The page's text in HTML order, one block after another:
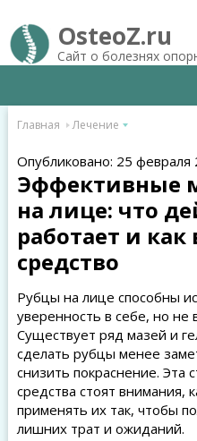
OsteoZ.ru
Сайт о болезнях
Главная Лечение
Опубликовано: 25 февраля
Эффективные
на лице: что
работает и
средство
Рубцы на лице способны
уверенность в себе, но не
Существует ряд мазей и
сделать рубцы менее
снизить покраснение. Эта
средства стоят внимания,
применять их так, чтобы
лишних трат и ожиданий.